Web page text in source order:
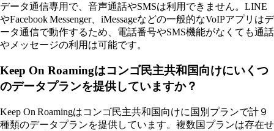
データ通信専用で、音声通話やSMSは利用できません。LINE
やFacebook Messenger、iMessageなどの一般的なVoIPアプリはデ
ータ通信で動作するため、電話番号やSMS機能がなくても通話
やメッセージの利用は可能です。
Keep On Roamingはコンゴ民主共和国向けにいくつ
のデータプランを提供していますか？
Keep On Roamingはコンゴ民主共和国向けに国別プランで計９
種類のデータプランを提供しています。複数国プランは存在せ